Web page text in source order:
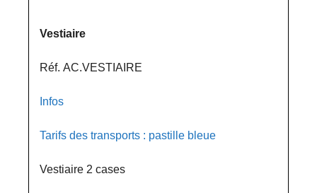
Vestiaire
Réf. AC.VESTIAIRE
Infos
Tarifs des transports : pastille bleue
Vestiaire 2 cases